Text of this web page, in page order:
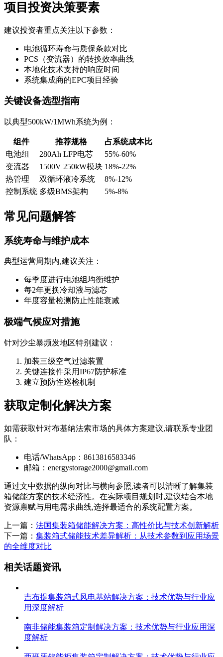
项目投资决策要素
建议投资者重点关注以下参数：
电池循环寿命与质保条款对比
PCS（变流器）的转换效率曲线
本地化技术支持的响应时间
系统集成商的EPC项目经验
关键设备选型指南
以典型500kW/1MWh系统为例：
组件 推荐规格
占系统成本比
电池组
280Ah LFP电芯
55%-60%
变流器
1500V 250kW模块 18%-22%
热管理
双循环液冷系统
8%-12%
控制系统 多级BMS架构 5%-8%
常见问题解答
系统寿命与维护成本
典型运营周期内,建议关注：
每季度进行电池组均衡维护
每2年更换冷却液与滤芯
年度容量检测防止性能衰减
极端气候应对措施
针对沙尘暴频发地区特别建议：
加装三级空气过滤装置
关键连接件采用IP67防护标准
建立预防性巡检机制
获取定制化解决方案
如需获取针对布基纳法索市场的具体方案建议,请联系专业团
队：
电话/WhatsApp：8613816583346
邮箱： energystorage2000@gmail.com
通过文中数据的纵向对比与横向参照,读者可以清晰了解集装
箱储能方案的技术经济性。在实际项目规划时,建议结合本地
资源禀赋与用电需求曲线,选择最适合的系统配置方案。
上一篇： 法国集装箱储能解决方案：高性价比与技术创新解析
下一篇： 集装箱式储能技术差异解析：从技术参数到应用场景
的全维度对比
相关话题资讯
吉布提集装箱式风电基站解决方案：技术优势与行业应
用深度解析
南非储能集装箱定制解决方案：技术优势与行业应用深
度解析